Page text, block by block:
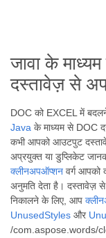
जावा के
दस्तावेज़ से
DOC को EXCEL में
Java के माध्यम से DOC
कभी आपको आउटपुट
अप्रयुक्त या डुप्लिकेट
क्लीनअपऑप्शन वर्ग आपको
अनुमति देता है। दस्तावेज़
निकालने के लिए, आप
UnusedStyles और
/com.aspose.words/